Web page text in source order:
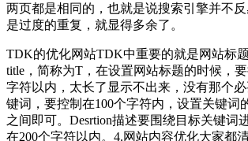
两页都是相同的，也就是说搜索引擎并不
是过度的重复，就显得多余了。
TDK的优化网站TDK中重要的就是网站标
title，简称为T，在设置网站标题的时候，
字符以内，太长了显示不出来，没有那个必
键词，要控制在100个字符内，设置关键词
之间即可。Desrtion描述要围绕目标关键词
在200个字符以内。4.网站内容优化大家都